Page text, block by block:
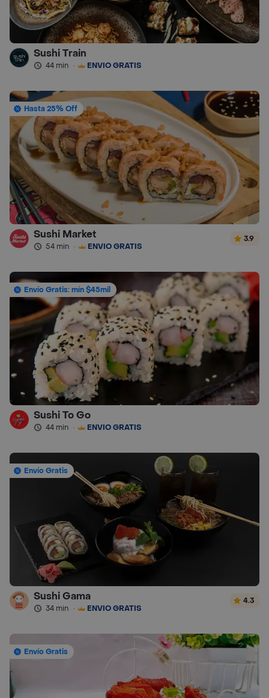
Sushi Train
44 min · ENVÍO GRATIS
Hasta 25% Off
Sushi Market
54 min · ENVÍO GRATIS
3.9
Envío Gratis: mín $45mil
Sushi To Go
44 min · ENVÍO GRATIS
Envío Gratis
Sushi Gama
34 min · ENVÍO GRATIS
4.3
Envío Gratis